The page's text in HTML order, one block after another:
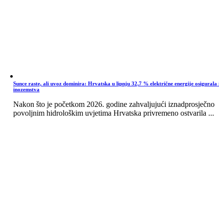
Sunce raste, ali uvoz dominira: Hrvatska u lipnju 32,7 % električne energije osigurala
inozemstva
Nakon što je početkom 2026. godine zahvaljujući iznadprosječno
povoljnim hidrološkim uvjetima Hrvatska privremeno ostvarila ...